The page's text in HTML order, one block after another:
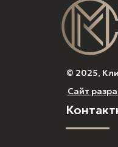
© 2025,
Сайт